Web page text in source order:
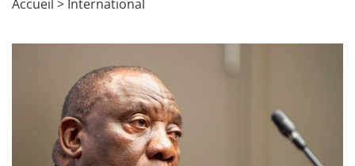
Accueil > International